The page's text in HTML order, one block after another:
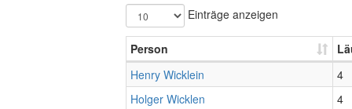
Einträge anzeigen
Person
Henry Wicklein
4
Holger Wicklen
4